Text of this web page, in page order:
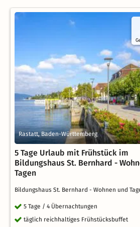
Rastatt, Baden-Württemberg
5 Tage Urlaub mit Frühstück im
Bildungshaus St. Bernhard -
Tagen
Bildungshaus St. Bernhard - Wohnen und
5 Tage / 4 Übernachtungen
täglich reichhaltiges Frühstücksbuffet